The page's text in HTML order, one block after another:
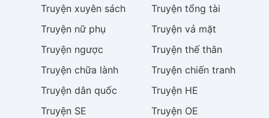
Truyện xuyên sách Truyện tổng tài
Truyện nữ phụ Truyện vả mặt
Truyện ngược Truyện thế thân
Truyện chữa lành Truyện chiến tranh
Truyện dân quốc Truyện HE
Truyện SE Truyện OE